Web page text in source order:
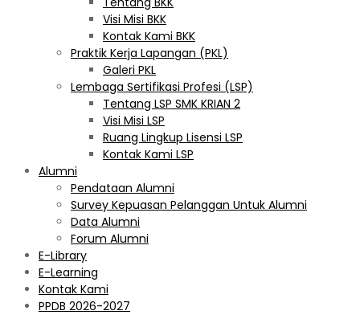
Visi Misi BKK
Kontak Kami BKK
Praktik Kerja Lapangan (PKL)
Galeri PKL
Lembaga Sertifikasi Profesi (LSP)
Tentang LSP SMK KRIAN 2
Visi Misi LSP
Ruang Lingkup Lisensi LSP
Kontak Kami LSP
Alumni
Pendataan Alumni
Survey Kepuasan Pelanggan Untuk Alumni
Data Alumni
Forum Alumni
E-Library
E-Learning
Kontak Kami
PPDB 2026-2027